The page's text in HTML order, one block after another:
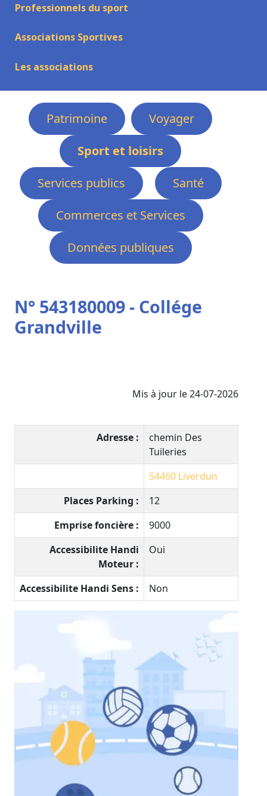
Professionnels du sport
Associations Sportives
Les associations
Patrimoine
Voyager
Sport et loisirs
Services publics
Santé
Commerces et Services
Données publiques
N° 543180009 - Collége
Grandville
Mis à jour le 24-07-2026
Adresse :
chemin Des
Tuileries
54460 Liverdun
Places Parking :
12
Emprise foncière :
9000
Accessibilite Handi
Moteur :
Oui
Accessibilite Handi Sens : Non